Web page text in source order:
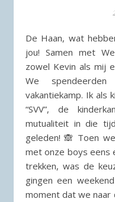
De Haan, wat hebben wij mooie herinneringen aan
jou! Samen met
zowel Kevin als mij
We
vakantiekamp. Ik als
“SVV”, de
mutualiteit in die
geleden! 🙈 Toen
met onze boys eens
trekken, was de
gingen een
moment dat we naar